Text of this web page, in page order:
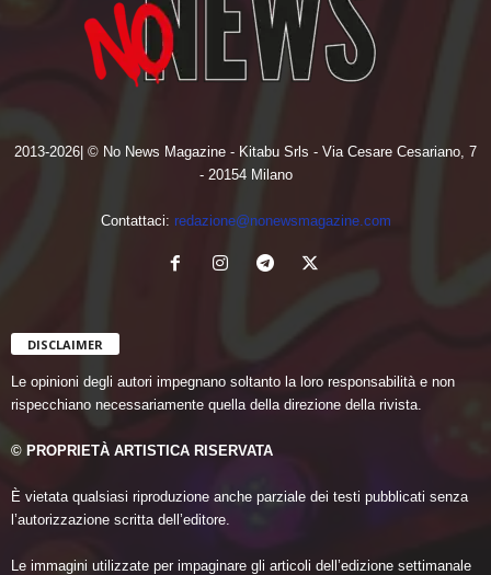
2013-2026| © No News Magazine - Kitabu Srls - Via Cesare Cesariano, 7
- 20154 Milano
Contattaci: redazione@nonewsmagazine.com
DISCLAIMER
Le opinioni degli autori impegnano soltanto la loro responsabilità e non
rispecchiano necessariamente quella della direzione della rivista.
© PROPRIETÀ ARTISTICA RISERVATA
È vietata qualsiasi riproduzione anche parziale dei testi pubblicati senza
l’autorizzazione scritta dell’editore.
Le immagini utilizzate per impaginare gli articoli dell’edizione settimanale